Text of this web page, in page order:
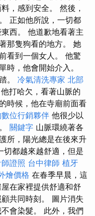
，感到安全。 然後，
正如他所說，一切都
西。 他道歉地看著主
那隻狗看的地方。 她
看到一個女人。 他驚
時，他會開始介入。
。 冷氣清洗專家 北部
他打哈欠，看著山脈的
時候，他在寺廟前面看
位行銷夥伴 他很少以
關鍵字 山脈環繞著各
所，陽光總是在後來升
切都越來越舒適，但是
證照 台中律師 植牙
燴價格 在春季早晨，這
在家裡提供舒適和舒
共同時刻。 圖片消失
會染髮。 此外，我們